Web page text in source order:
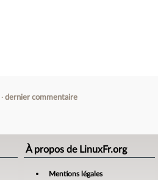
dernier commentaire
À propos de LinuxFr.org
Mentions légales